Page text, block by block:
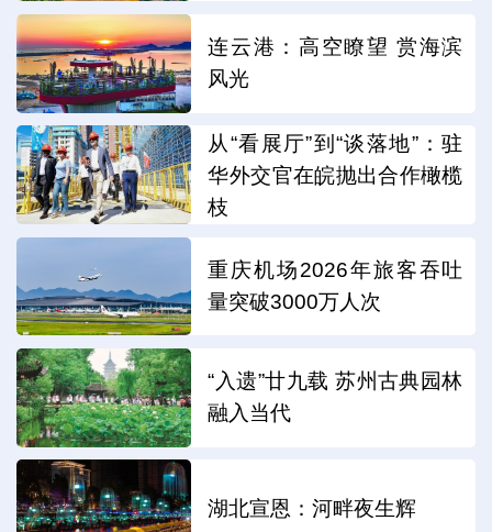
连云港：高空瞭望 赏海滨
风光
从“看展厅”到“谈落地”：驻
华外交官在皖抛出合作橄榄
枝
重庆机场2026年旅客吞吐
量突破3000万人次
“入遗”廿九载 苏州古典园林
融入当代
湖北宣恩：河畔夜生辉